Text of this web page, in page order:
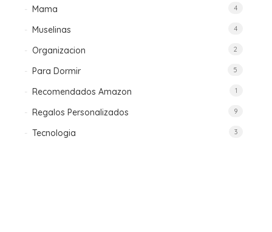
Mama 4
Muselinas 4
Organizacion 2
Para Dormir 5
Recomendados Amazon 1
Regalos Personalizados 9
Tecnologia 3